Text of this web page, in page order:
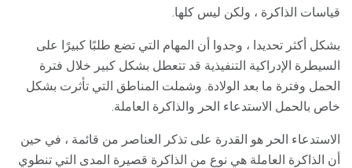
قياسات الذاكرة ، ولكن ليس كلها.
بشكل أكثر تحديدا ، وجدوا أن المهام التي تضع طلبًا كبيرًا على
السيطرة الإدراكية التنفيذية قد تتعطل بشكل كبير خلال فترة
الحمل وفترة ما بعد الولادة. وشملت المناطق التي تأثرت بشكل
خاص بالحمل الاستدعاء الحر والذاكرة العاملة.
الاستدعاء الحر هو القدرة على تذكر العناصر من قائمة ، في حين
أن الذاكرة العاملة هي نوع من الذاكرة قصيرة المدى التي تنطوي